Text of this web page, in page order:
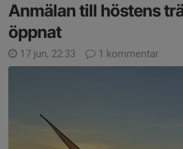
Anmälan till höstens
öppnat
17 jun, 22:33 1 kommentar